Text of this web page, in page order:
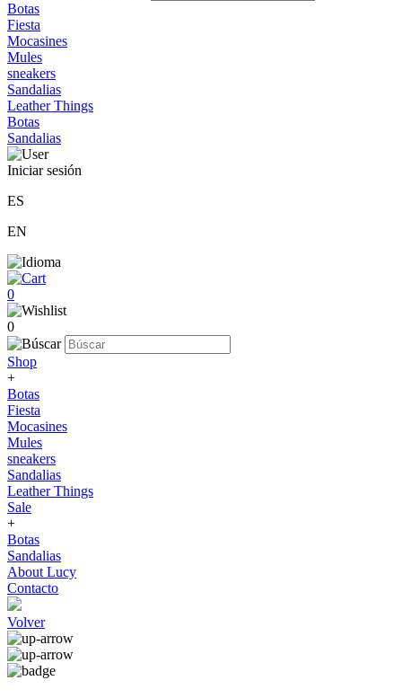
Botas
Fiesta
Mocasines
Mules
sneakers
Sandalias
Leather Things
Botas
Sandalias
Iniciar sesión
ES
EN
0
0
Shop
+
Botas
Fiesta
Mocasines
Mules
sneakers
Sandalias
Leather Things
Sale
+
Botas
Sandalias
About Lucy
Contacto
Volver